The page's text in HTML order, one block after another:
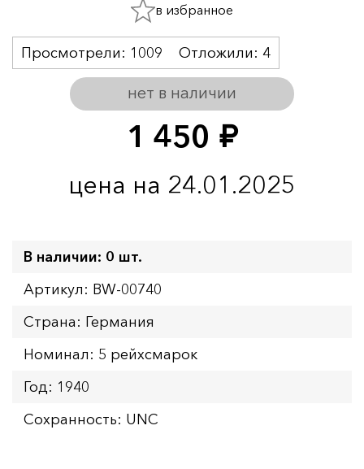
1 450 руб.
цена на 24.01.2025
нет в наличии
Просмотрели: 1009 Отложили: 4
в избранное
В наличии: 0 шт.
Артикул: BW-00740
Страна: Германия
Номинал: 5 рейхсмарок
Год: 1940
Сохранность: UNC